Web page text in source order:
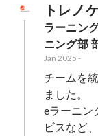
トレノ
ラーニン
ニング部
Jan 2025 -
チームを
ました。
eラーニン
ビスなど